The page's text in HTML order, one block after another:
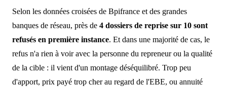
Selon les données croisées de Bpifrance et des grandes
banques de réseau, près de 4 dossiers de reprise sur 10 sont
refusés en première instance. Et dans une majorité de cas, le
refus n'a rien à voir avec la personne du repreneur ou la qualité
de la cible : il vient d'un montage déséquilibré. Trop peu
d'apport, prix payé trop cher au regard de l'EBE, ou annuité